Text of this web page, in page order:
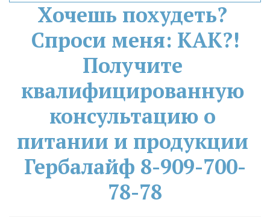
Хочешь похудеть?
Спроси меня: КАК?!
Получите
квалифицированную
консультацию о
питании и продукции
Гербалайф 8-909-700-
78-78